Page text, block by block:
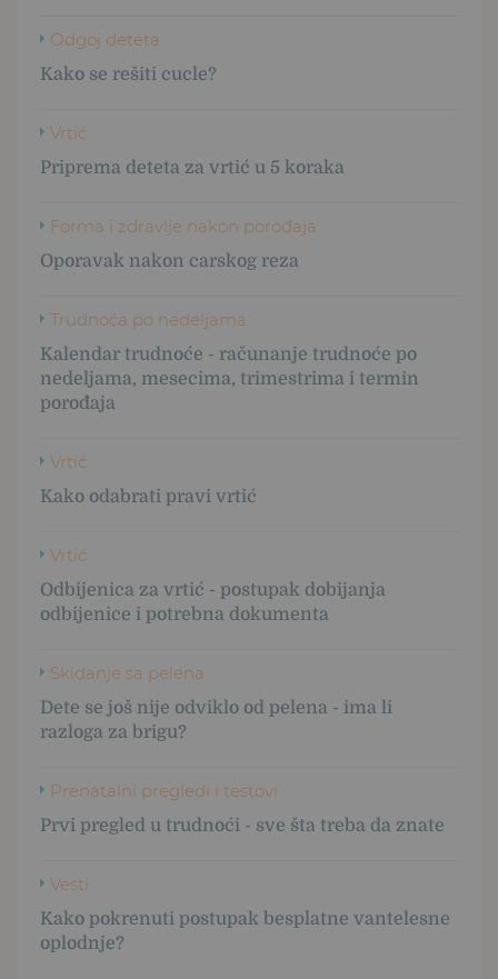
Odgoj deteta
Kako se rešiti cucle?
Vrtić
Priprema deteta za vrtić u 5 koraka
Forma i zdravlje nakon porođaja
Oporavak nakon carskog reza
Trudnoća po nedeljama
Kalendar trudnoće - računanje trudnoće po
nedeljama, mesecima, trimestrima i termin
porođaja
Vrtić
Kako odabrati pravi vrtić
Vrtić
Odbijenica za vrtić - postupak dobijanja
odbijenice i potrebna dokumenta
Skidanje sa pelena
Dete se još nije odviklo od pelena - ima li
razloga za brigu?
Prenatalni pregledi i testovi
Prvi pregled u trudnoći - sve šta treba da znate
Vesti
Kako pokrenuti postupak besplatne vantelesne
oplodnje?